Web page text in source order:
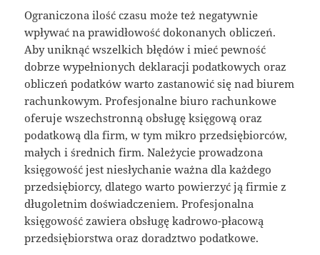
Ograniczona ilość czasu może też negatywnie
wpływać na prawidłowość dokonanych obliczeń.
Aby uniknąć wszelkich błędów i mieć pewność
dobrze wypełnionych deklaracji podatkowych oraz
obliczeń podatków warto zastanowić się nad biurem
rachunkowym. Profesjonalne biuro rachunkowe
oferuje wszechstronną obsługę księgową oraz
podatkową dla firm, w tym mikro przedsiębiorców,
małych i średnich firm. Należycie prowadzona
księgowość jest niesłychanie ważna dla każdego
przedsiębiorcy, dlatego warto powierzyć ją firmie z
długoletnim doświadczeniem. Profesjonalna
księgowość zawiera obsługę kadrowo-płacową
przedsiębiorstwa oraz doradztwo podatkowe.